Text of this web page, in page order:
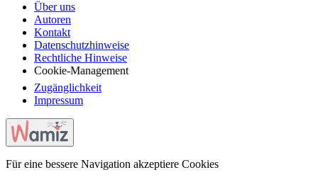
Über uns
Autoren
Kontakt
Datenschutzhinweise
Rechtliche Hinweise
Cookie-Management
Zugänglichkeit
Impressum
Für eine bessere Navigation akzeptiere Cookies